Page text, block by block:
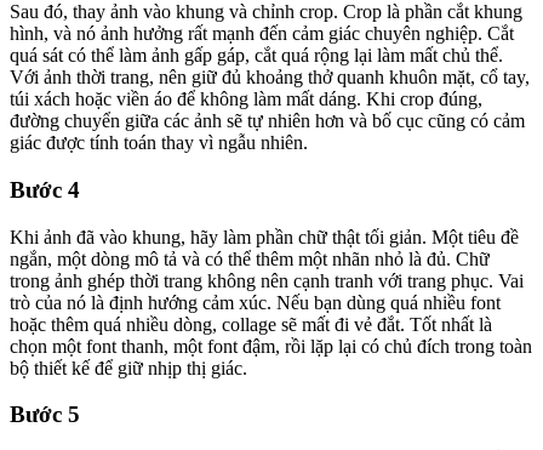
Sau đó, thay ảnh vào khung và chỉnh crop. Crop là phần cắt khung
hình, và nó ảnh hưởng rất mạnh đến cảm giác chuyên nghiệp. Cắt
quá sát có thể làm ảnh gấp gáp, cắt quá rộng lại làm mất chủ thể.
Với ảnh thời trang, nên giữ đủ khoảng thở quanh khuôn mặt, cổ tay,
túi xách hoặc viền áo để không làm mất dáng. Khi crop đúng,
đường chuyển giữa các ảnh sẽ tự nhiên hơn và bố cục cũng có cảm
giác được tính toán thay vì ngẫu nhiên.
Bước 4
Khi ảnh đã vào khung, hãy làm phần chữ thật tối giản. Một tiêu đề
ngắn, một dòng mô tả và có thể thêm một nhãn nhỏ là đủ. Chữ
trong ảnh ghép thời trang không nên cạnh tranh với trang phục. Vai
trò của nó là định hướng cảm xúc. Nếu bạn dùng quá nhiều font
hoặc thêm quá nhiều dòng, collage sẽ mất đi vẻ đắt. Tốt nhất là
chọn một font thanh, một font đậm, rồi lặp lại có chủ đích trong toàn
bộ thiết kế để giữ nhịp thị giác.
Bước 5